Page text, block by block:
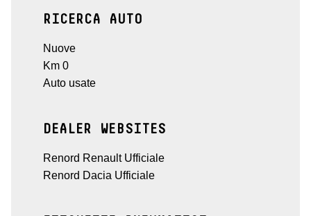
RICERCA AUTO
Nuove
Km 0
Auto usate
DEALER WEBSITES
Renord Renault Ufficiale
Renord Dacia Ufficiale